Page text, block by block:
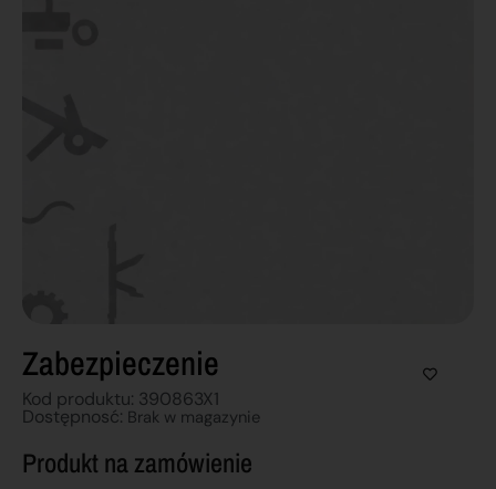
Zabezpieczenie
Kod produktu: 390863X1
Dostępnosć: Brak w magazynie
Produkt na zamówienie